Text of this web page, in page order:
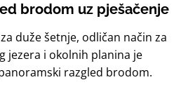
brodom uz pješačenje
duže šetnje, odličan način za
jezera i okolnih planina je
razgled brodom.